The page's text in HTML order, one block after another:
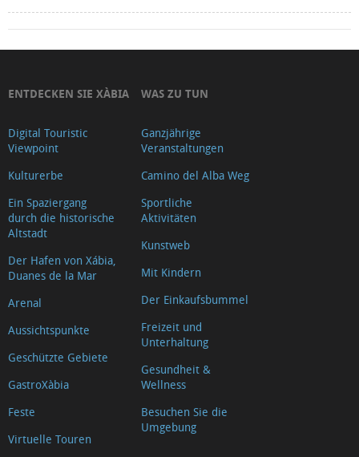
ENTDECKEN SIE XÀBIA
Digital Touristic
Viewpoint
Kulturerbe
Ein Spaziergang
durch die historische
Altstadt
Der Hafen von Xábia,
Duanes de la Mar
Arenal
Aussichtspunkte
Geschützte Gebiete
GastroXàbia
Feste
Virtuelle Touren
WAS ZU TUN
Ganzjährige
Veranstaltungen
Camino del Alba Weg
Sportliche
Aktivitäten
Kunstweb
Mit Kindern
Der Einkaufsbummel
Freizeit und
Unterhaltung
Gesundheit &
Wellness
Besuchen Sie die
Umgebung